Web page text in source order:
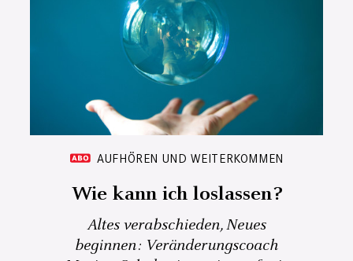
AUFHÖREN UND WEITERKOMMEN
Wie kann ich loslassen?
Altes verabschieden, Neues
beginnen: Veränderungscoach